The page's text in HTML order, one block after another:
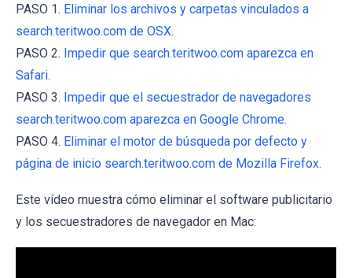
PASO 1. Eliminar los archivos y carpetas vinculados a
search.teritwoo.com de OSX.
PASO 2. Impedir que search.teritwoo.com aparezca en
Safari.
PASO 3. Impedir que el secuestrador de navegadores
search.teritwoo.com aparezca en Google Chrome.
PASO 4. Eliminar el motor de búsqueda por defecto y
página de inicio search.teritwoo.com de Mozilla Firefox.
Este vídeo muestra cómo eliminar el software publicitario
y los secuestradores de navegador en Mac: